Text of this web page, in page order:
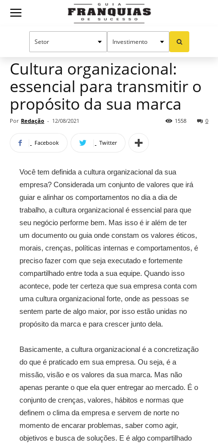
Guia
Cultura organizacional:
essencial para transmitir o
propósito da sua marca
Por Redação - 12/08/2021 0
1558
Facebook Twitter
Você tem definida a cultura organizacional da sua
empresa? Considerada um conjunto de valores que irá
guiar e alinhar os comportamentos no dia a dia de
trabalho, a cultura organizacional é essencial para que
seu negócio performe bem. Mas isso é ir além de ter
um documento ou guia onde constam os valores éticos,
morais, crenças, políticas internas e comportamentos, é
preciso fazer com que seja executado e fortemente
compartilhado entre toda a sua equipe. Quando isso
acontece, pode ter certeza que sua empresa conta com
uma cultura organizacional forte, onde as pessoas se
sentem parte de algo maior, por isso estão unidas no
propósito da marca e para crescer junto dela.
Basicamente, a cultura organizacional é a concretização
do que é praticado em sua empresa. Ou seja, é a
missão, visão e os valores da sua marca. Mas não
apenas perante o que ela quer entregar ao mercado. É o
conjunto de crenças, valores, hábitos e normas que
definem o clima da empresa e servem de norte no
momento de encarar problemas, saber como agir,
objetivos e busca de soluções. E é algo compartilhado